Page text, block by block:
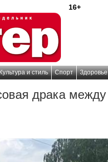
16+
и стиль Спорт Здоровье
драка